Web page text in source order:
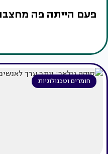
פעם הייתה פה
חומרים וטכנולוגיות